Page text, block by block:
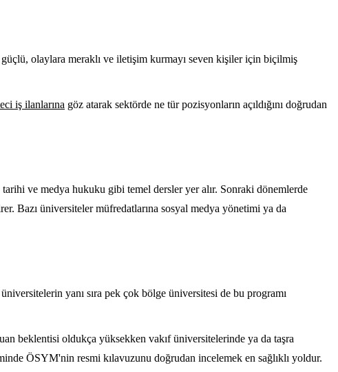
olaylara meraklı ve iletişim kurmayı seven kişiler için biçilmiş
iş ilanlarına göz atarak sektörde ne tür pozisyonların açıldığını doğrudan
ve medya hukuku gibi temel dersler yer alır. Sonraki dönemlerde
Bazı üniversiteler müfredatlarına sosyal medya yönetimi ya da
yanı sıra pek çok bölge üniversitesi de bu programı
beklentisi oldukça yüksekken vakıf üniversitelerinde ya da taşra
ÖSYM'nin resmi kılavuzunu doğrudan incelemek en sağlıklı yoldur.